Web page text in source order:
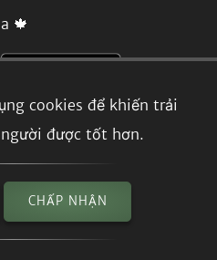
cookies để khiến trải
được tốt hơn.
CHẤP NHẬN
🍁